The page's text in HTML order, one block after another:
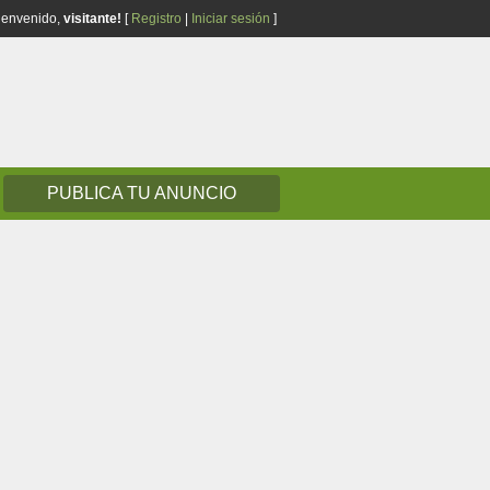
visitante! [ Registro Iniciar sesión ]
PUBLICA TU ANUNCIO